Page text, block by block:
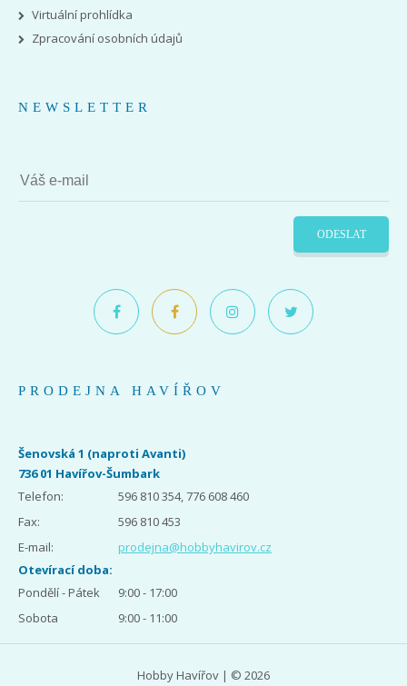
Virtuální prohlídka
Zpracování osobních údajů
NEWSLETTER
ODESLAT
PRODEJNA HAVÍŘOV
Šenovská 1 (naproti Avanti)
736 01 Havířov-Šumbark
Telefon:
596 810 354, 776 608 460
Fax:
596 810 453
E-mail:
prodejna@hobbyhavirov.cz
Otevírací doba:
Pondělí - Pátek
9:00 - 17:00
Sobota
9:00 - 11:00
Hobby Havířov | © 2026